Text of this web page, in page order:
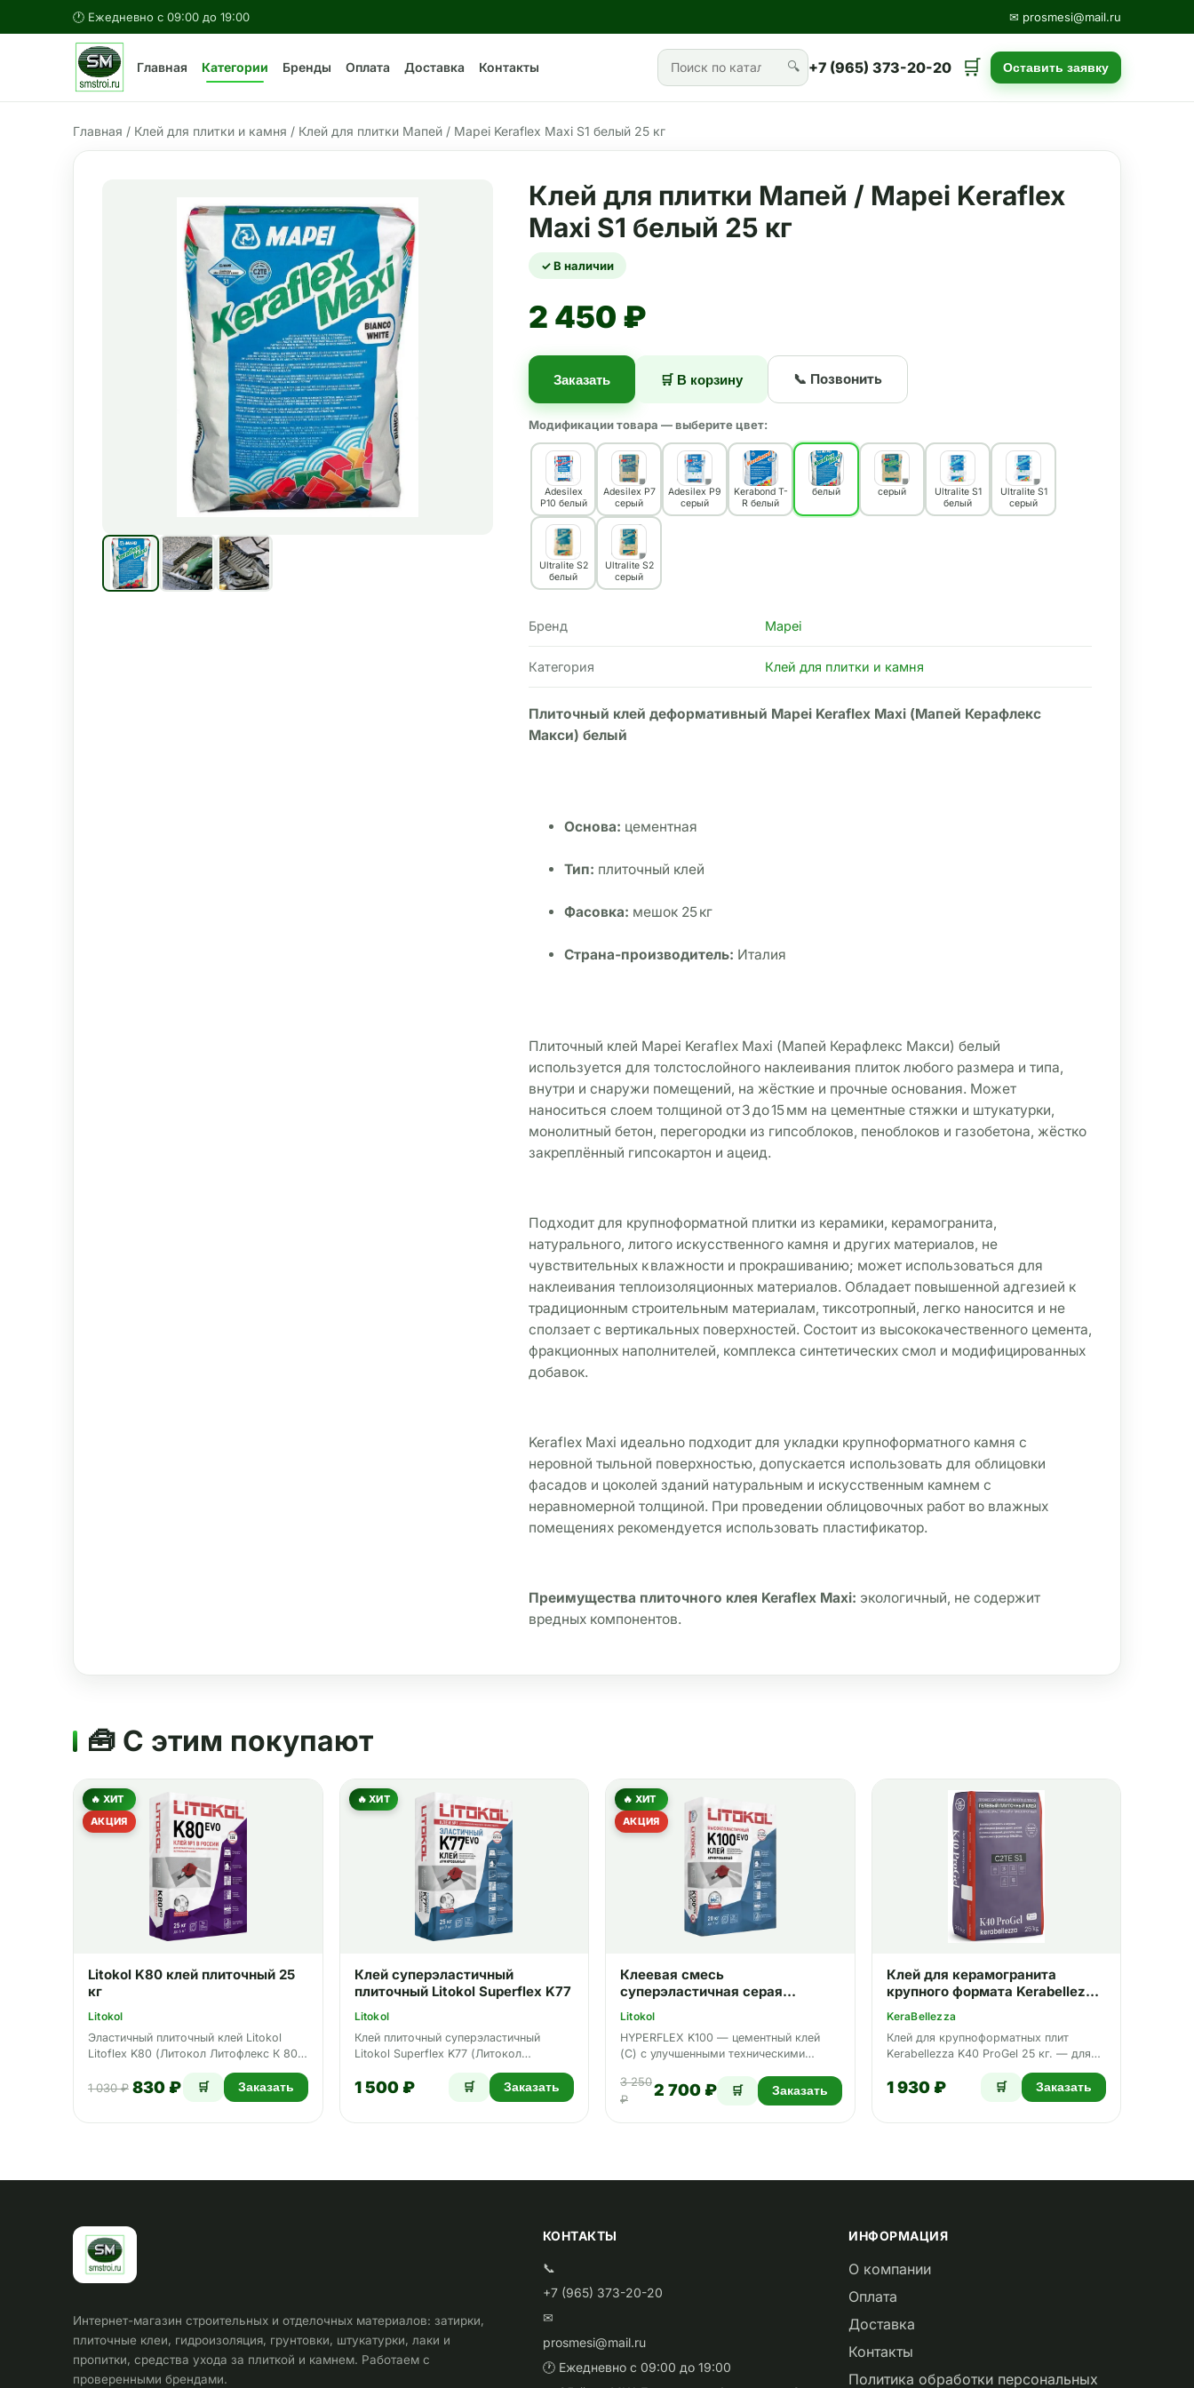
🕐 Ежедневно с 09:00 до 19:00 ✉ prosmesi@mail.ru
Главная Категории Бренды Оплата Доставка Контакты 🔍 +7 (965) 373-20-20 🛒 Оставить заявку
Главная / Клей для плитки и камня / Клей для плитки Мапей / Mapei Keraflex Maxi S1 белый 25 кг
Клей для плитки Мапей / Mapei Keraflex
Maxi S1 белый 25 кг
✓ В наличии
2 450 ₽
Заказать 🛒 В корзину 📞 Позвонить
Модификации товара — выберите цвет:
Adesilex
P10 белый
Adesilex P7
серый
Adesilex P9
серый
Kerabond T-
R белый
белый серый
Ultralite S1
белый
Ultralite S1
серый
Ultralite S2
белый
Ultralite S2
серый
Бренд Mapei
Категория Клей для плитки и камня
Плиточный клей деформативный Mapei Keraflex Maxi (Мапей Керафлекс
Макси) белый
Основа: цементная
Тип: плиточный клей
Фасовка: мешок 25 кг
Страна‑производитель: Италия
Плиточный клей Mapei Keraflex Maxi (Мапей Керафлекс Макси) белый
используется для толстослойного наклеивания плиток любого размера и типа,
внутри и снаружи помещений, на жёсткие и прочные основания. Может
наноситься слоем толщиной от 3 до 15 мм на цементные стяжки и штукатурки,
монолитный бетон, перегородки из гипсоблоков, пеноблоков и газобетона, жёстко
закреплённый гипсокартон и ацеид.
Подходит для крупноформатной плитки из керамики, керамогранита,
натурального, литого искусственного камня и других материалов, не
чувствительных к влажности и прокрашиванию; может использоваться для
наклеивания теплоизоляционных материалов. Обладает повышенной адгезией к
традиционным строительным материалам, тиксотропный, легко наносится и не
сползает с вертикальных поверхностей. Состоит из высококачественного цемента,
фракционных наполнителей, комплекса синтетических смол и модифицированных
добавок.
Keraflex Maxi идеально подходит для укладки крупноформатного камня с
неровной тыльной поверхностью, допускается использовать для облицовки
фасадов и цоколей зданий натуральным и искусственным камнем с
неравномерной толщиной. При проведении облицовочных работ во влажных
помещениях рекомендуется использовать пластификатор.
Преимущества плиточного клея Keraflex Maxi: экологичный, не содержит
вредных компонентов.
🧰 С этим покупают
🔥 ХИТ
АКЦИЯ
Litokol K80 клей плиточный 25
кг
Litokol
Эластичный плиточный клей Litokol
Litoflex K80 (Литокол Литофлекс К 80)
1 030 ₽ 830 ₽ 🛒 Заказать
🔥 ХИТ
Клей суперэластичный
плиточный Litokol Superflex K77
Litokol
Клей плиточный суперэластичный
Litokol Superflex K77 (Литокол
Суперфлекс К77) Основа: Цем…
1 500 ₽ 🛒 Заказать
🔥 ХИТ
АКЦИЯ
Клеевая смесь
суперэластичная серая
LITOKOL HYPERFLEX K100
серый 20кг
Litokol
HYPERFLEX K100 — цементный клей
(С) с улучшенными техническими
3 250
₽
2 700 ₽ 🛒 Заказать
Клей для керамогранита
крупного формата Kerabellezza
K40 ProGel серый 25 кг
KeraBellezza
Клей для крупноформатных плит
Kerabellezza K40 ProGel 25 кг. — для
1 930 ₽ 🛒 Заказать
Интернет-магазин строительных и отделочных материалов: затирки,
плиточные клеи, гидроизоляция, грунтовки, штукатурки, лаки и
пропитки, средства ухода за плиткой и камнем. Работаем с
проверенными брендами.
КОНТАКТЫ
📞
+7 (965) 373-20-20
✉
prosmesi@mail.ru
🕐 Ежедневно с 09:00 до 19:00
ИНФОРМАЦИЯ
О компании
Оплата
Доставка
Контакты
Политика обработки персональных